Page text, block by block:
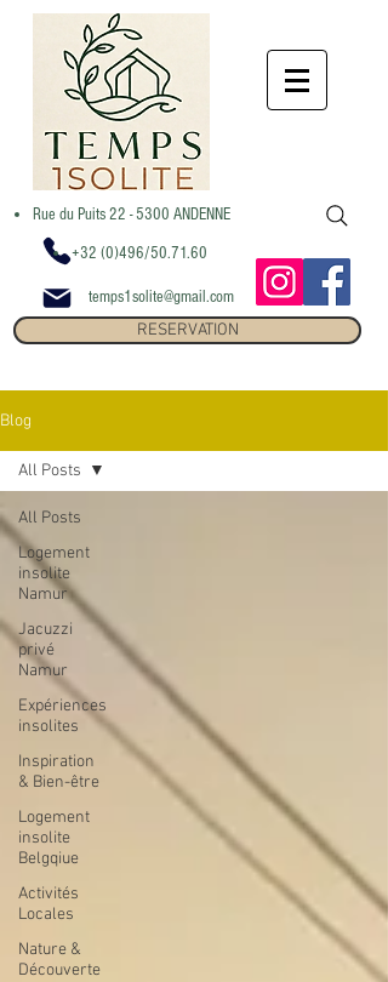
Rue du Puits 22 - 5300 ANDENNE
+32 (0)496/50.71.60
temps1solite@gmail.com
RESERVATION
Blog
All Posts
Logement
insolite
Namur
Jacuzzi
privé
Namur
Expériences
insolites
Inspiration
& Bien-être
Logement
insolite
Belgqiue
Activités
Locales
Nature &
Découverte
All Posts